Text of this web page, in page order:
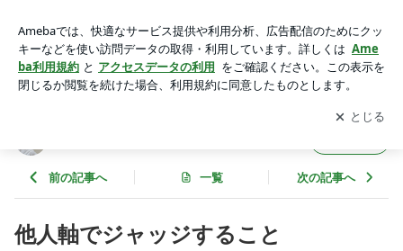
アプリをダウンロードして ブログの更新通知
を受け取りまし
ょう。
開く
前の記事へ 一覧 次の記事へ
他人軸でジャッジすること